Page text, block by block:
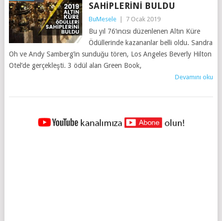
SAHIPLERINI BULDU
BuMesele 7 Ocak 2019
Bu yıl 76’ıncısı düzenlenen Altın Küre
Ödüllerinde kazananlar belli oldu. Sandra
Oh ve Andy Samberg’in sunduğu tören, Los Angeles Beverly Hilton
Otel’de gerçekleşti. 3 ödül alan Green Book,
Devamını oku
YAZILAR